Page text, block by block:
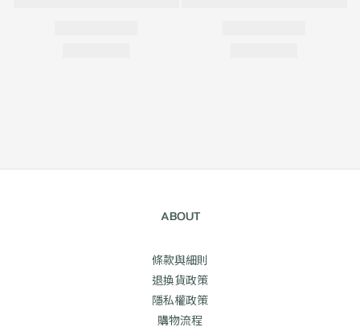
ABOUT
條款與細則
退換貨政策
隱私權政策
購物流程